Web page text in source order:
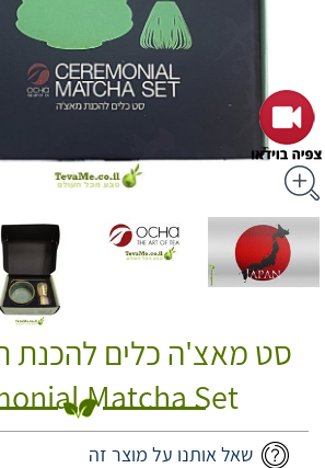
סט מאצ'ה כלים להכנת
Matcha Set
שאל אותנו על מוצר זה